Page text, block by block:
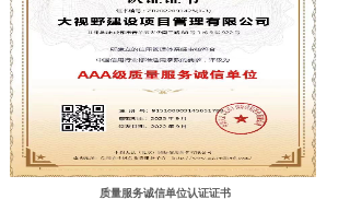
为客户提供较优质的产品解决方案
质量服务诚信单位认证证书